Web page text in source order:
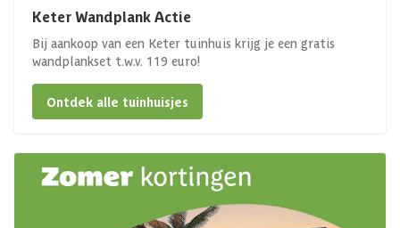
Keter Wandplank Actie
Bij aankoop van een Keter tuinhuis krijg je een gratis
wandplankset t.w.v. 119 euro!
Ontdek alle tuinhuisjes